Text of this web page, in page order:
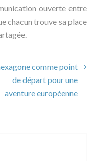
ouverte entre
chacun trouve sa place
comme point
de départ pour une
aventure européenne